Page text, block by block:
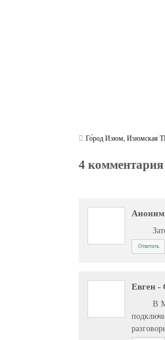
Го́род Изюм,Изюмская
4 комментария
Аноним
Ответить
Евген -
В